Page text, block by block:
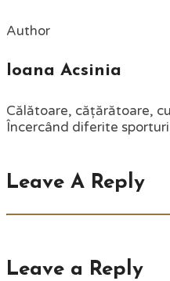
Author
Ioana Acsinia
Călătoare, cățărătoare,
Încercând diferite
Leave A Reply
Leave a Reply